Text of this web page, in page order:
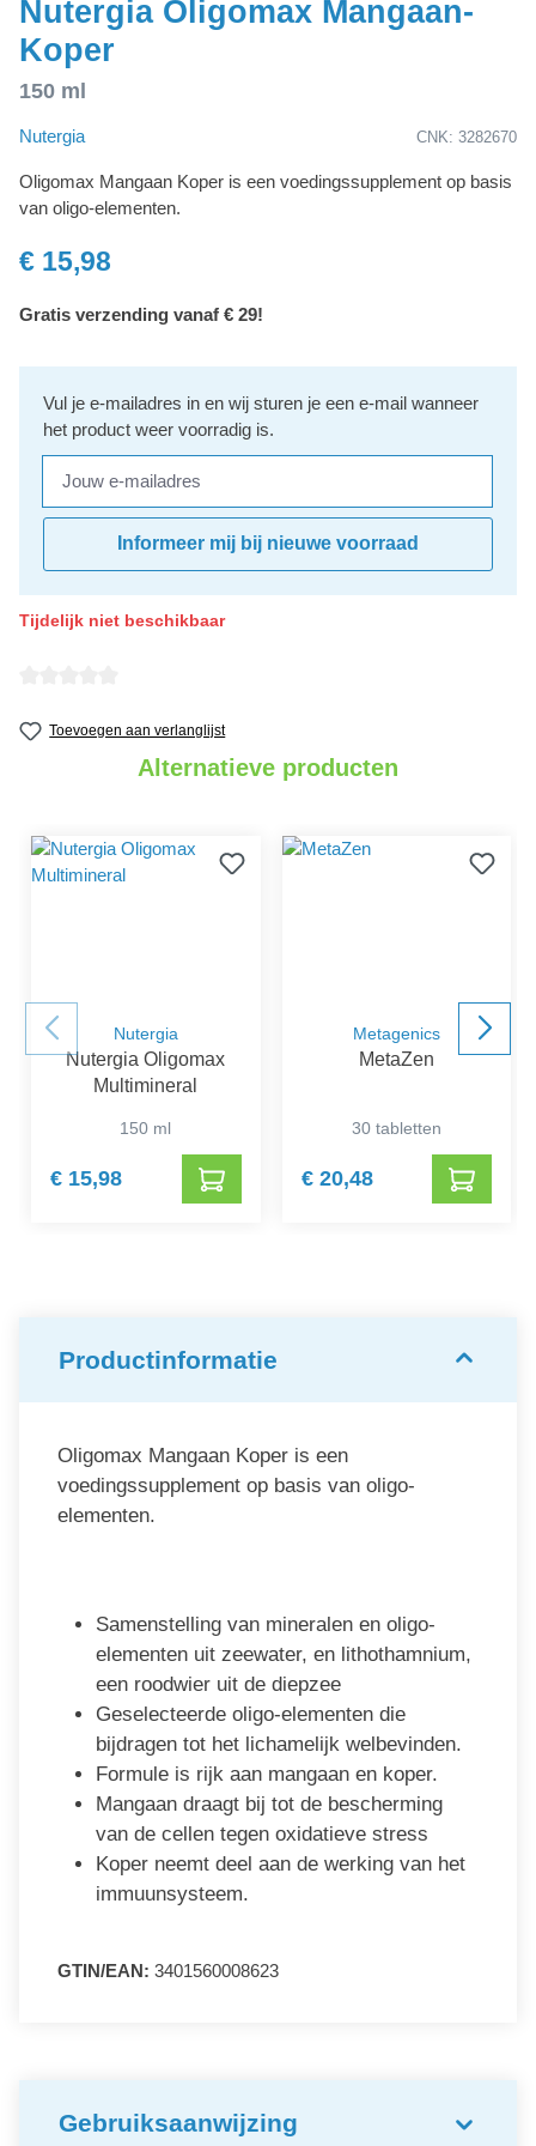
Nutergia Oligomax Mangaan-
Koper
150 ml
Nutergia CNK: 3282670
Oligomax Mangaan Koper is een voedingssupplement op basis
van oligo-elementen.
€ 15,98
Gratis verzending vanaf € 29!
Vul je e-mailadres in en wij sturen je een e-mail wanneer
het product weer voorradig is.
Informeer mij bij nieuwe voorraad
Tijdelijk niet beschikbaar
Toevoegen aan verlanglijst
Alternatieve producten
Nutergia
Nutergia Oligomax
Multimineral
150 ml
€ 15,98
Metagenics
MetaZen
30 tabletten
€ 20,48
Productinformatie
Oligomax Mangaan Koper is een
voedingssupplement op basis van oligo-
elementen.
Samenstelling van mineralen en oligo-
elementen uit zeewater, en lithothamnium,
een roodwier uit de diepzee
Geselecteerde oligo-elementen die
bijdragen tot het lichamelijk welbevinden.
Formule is rijk aan mangaan en koper.
Mangaan draagt bij tot de bescherming
van de cellen tegen oxidatieve stress
Koper neemt deel aan de werking van het
immuunsysteem.
GTIN/EAN: 3401560008623
Gebruiksaanwijzing